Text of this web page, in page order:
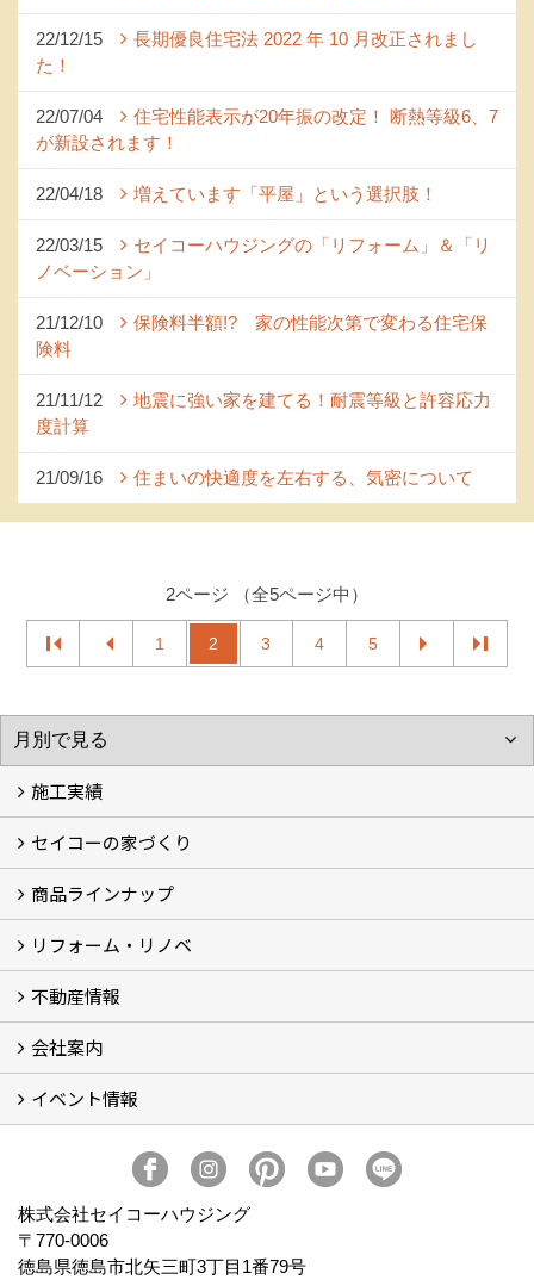
22/12/15
長期優良住宅法 2022 年 10 月改正されまし
た！
22/07/04
住宅性能表示が20年振の改定！ 断熱等級6、7
が新設されます！
22/04/18 増えています「平屋」という選択肢！
22/03/15
セイコーハウジングの「リフォーム」＆「リ
ノベーション」
21/12/10
保険料半額!? 家の性能次第で変わる住宅保
険料
21/11/12
地震に強い家を建てる！耐震等級と許容応力
度計算
21/09/16 住まいの快適度を左右する、気密について
2ページ （全5ページ中）
1 2 3 4 5
施工実績
フォトギャラリー
完工事例
お客様の声
セイコーの家づくり
家づくりコンセプト (2)
家づくりの特徴 (16)
□高性能住宅 (4)
□OMソーラーハウス (5)
□55歳からの家づくり
□わざわ座
□快適性 (4)
□光熱費 (3)
家づくりコラム
メンテナンス
商品ラインナップ
モデルハウス「Vita -ヴィータ-」
リノベーション モデルハウス「Crear -クレア-」
平屋の家
建築家とつくる家 (10)
リフォーム・リノベ
セイコーのリフォーム・リノベ
もっと知りたい、セイコーのリフォーム・リノベ
不動産情報
田宮・矢三の不動産ならセイコーハウジング
土地・中古住宅情報
賃貸情報
実家相続
ECOTOWN西矢三第3期・第4期分譲中
会社案内
会社概要
アクセス
スタッフ紹介
家づくりコラム
消費者志向自主宣言
ZEHビルダー2025年度実績報告書
SDGs宣言
リクルート
プライバシーポリシー
ご紹介キャンペーン
イベント情報
イベント予告
イベント報告
株式会社セイコーハウジング
〒770-0006
徳島県徳島市北矢三町3丁目1番79号